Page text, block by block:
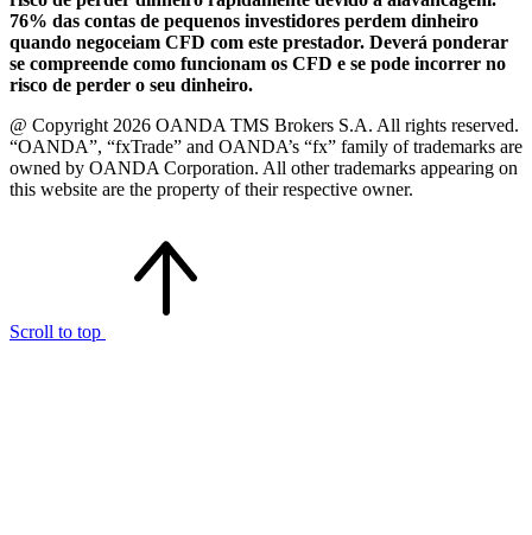
76% das contas de pequenos investidores perdem dinheiro
quando negoceiam CFD com este prestador. Deverá ponderar
se compreende como funcionam os CFD e se pode incorrer no
risco de perder o seu dinheiro.
@ Copyright 2026 OANDA TMS Brokers S.A. All rights reserved.
“OANDA”, “fxTrade” and OANDA’s “fx” family of trademarks are
owned by OANDA Corporation. All other trademarks appearing on
this website are the property of their respective owner.
Scroll to top